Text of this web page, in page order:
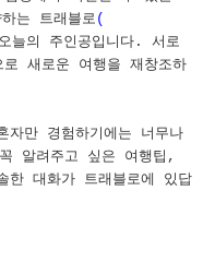
는 트래블로 (
늘의 주인공입니다. 서로
새로운 여행을 재창조하
자만 경험하기에는 너무나
알려주고 싶은 여행팁,
한 대화가 트래블로에 있답